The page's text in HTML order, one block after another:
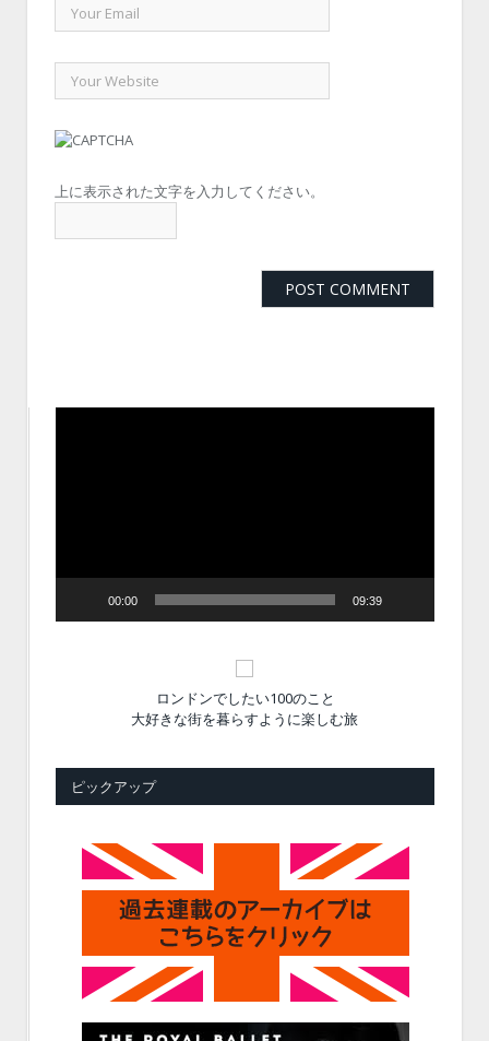
上に表示された文字を入力してください。
00:00 09:39
ロンドンでしたい100のこと
大好きな街を暮らすように楽しむ旅
ピックアップ